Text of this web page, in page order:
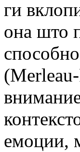
ги
она што
емоции,